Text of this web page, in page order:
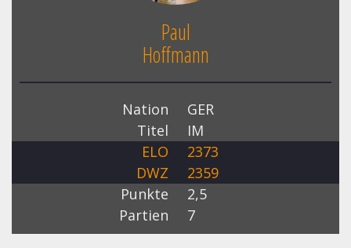
Paul
Hoffmann
Nation
GER
Titel
IM
ELO
2373
DWZ
2359
Punkte
2,5
Partien
7